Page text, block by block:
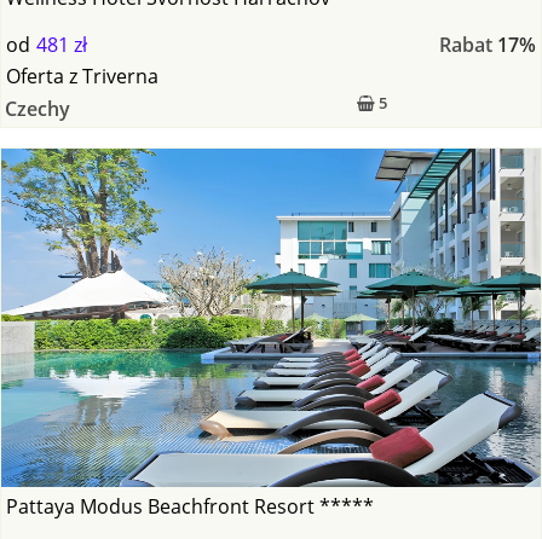
od 481 zł Rabat 17%
5
Oferta zTriverna
Czechy
Pattaya Modus Beachfront Resort *****